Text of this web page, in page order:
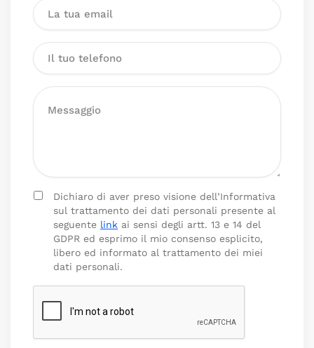
Dichiaro di aver preso visione dell’Informativa
sul trattamento dei dati personali presente al
seguente link ai sensi degli artt. 13 e 14 del
GDPR ed esprimo il mio consenso esplicito,
libero ed informato al trattamento dei miei
dati personali.